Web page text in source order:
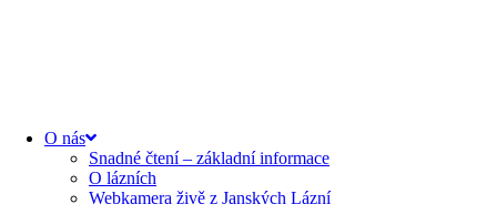
O nás
Snadné čtení – základní informace
O lázních
Webkamera živě z Janských Lázní